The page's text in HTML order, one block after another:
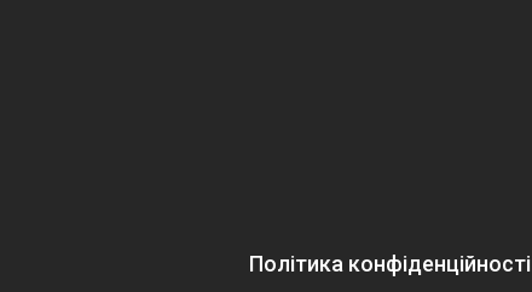
Політика конфіденційності